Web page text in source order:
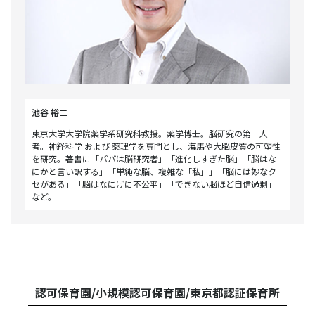
池谷 裕二
東京大学大学院薬学系研究科教授。薬学博士。脳研究の第一人
者。神経科学 および 薬理学を専門とし、海馬や大脳皮質の可塑性
を研究。著書に「パパは脳研究者」「進化しすぎた脳」「脳はな
にかと言い訳する」「単純な脳、複雑な「私」」「脳には妙なク
セがある」「脳はなにげに不公平」「できない脳ほど自信過剰」
など。
認可保育園/小規模認可保育園/東京都認証保育所